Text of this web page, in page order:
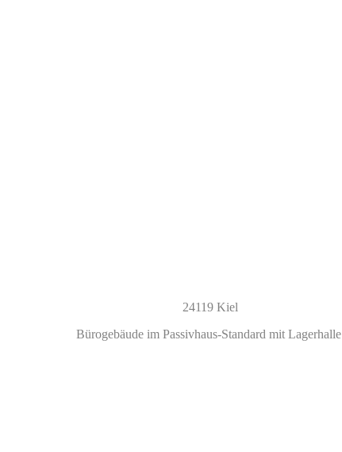
24119 Kiel
Bürogebäude im Passivhaus-Standard mit Lagerhalle